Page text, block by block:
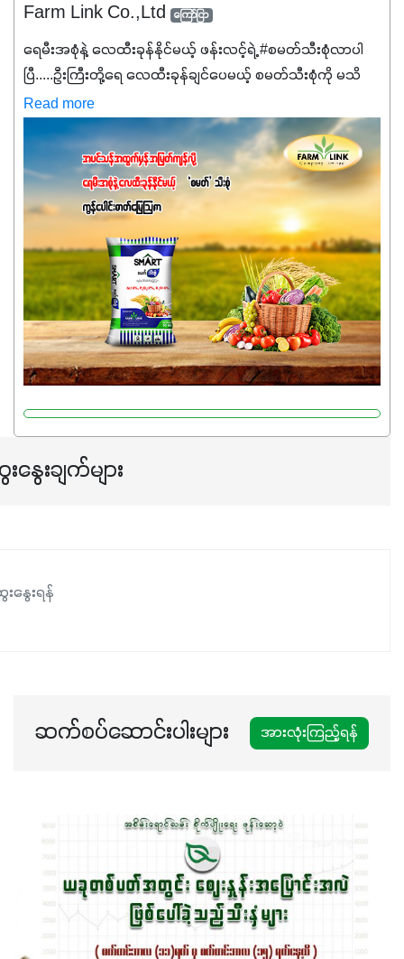
Farm Link Co.,Ltd ကြော်ငြာ
ရေမီးအစုံနဲ့ လေထီးခုန်နိုင်မယ့် ဖန်းလင့်ရဲ့ #စမတ်သီးစုံလာပါ
ပြီ.....ဦးကြီးတို့ရေ ‌လေထီးခုန်ချင်ပေမယ့် စမတ်သီးစုံကို မသိ
သေးရင်တော့ ဒီစာလေးကို ဆက်ဖတ်‌ပေးပါ #စမတ်သီးစုံဆိုတာ
အပင်တိုင်းအတွက် အဓိကအာဟာရNPK (19:7:8)နဲ့ #ဟူးမစ်
အက်စစ်တို့ အချိုးကျ ပေါင်းစပ်ထားတဲ့ ကွန်ပေါင်း
ဓာတ်မြေဩဇာဖြစ်ပါတယ်။ အဓိကအကျိုးကျေးဇူးတွေအနေနဲ့
ကတော့ နိုက်ထရိုဂျင် 19%ပါဝင်တဲ့အတွက် ကလိုရိုဖီးလ်ဖွဲ့စည်း
မှုကို အားပေးကာ သီးနှံပင်များ၏အရွက်များစိမ်းလန်းသန်စွမ်း
ပြီး အစာချက်လုပ်မှုအားကောင်းစေပါတယ်။ အပင်၏ပင်ပိုင်း
ကြီးထွားမှုကို တိုးမြင့်စေကာ အပင်သန်၍ အကြီးမြန်စေပါတယ်။
သင့်တော်တဲ့ Phosphorus 7%ပါဝင်မှုကြောင့် အပင်ရဲ့ အမြစ်
ဖွဲ့စည်းတည်ဆောက်မှုကို ပို၍သန်မာလာအောင် အားပေးပါ
တယ်။ ဒါ့အပြင် ပန်းပွင့်ခြင်း၊အသီးသီးခြင်း၊အစေ့တည်ခြင်း
လုပ်ငန်းစဉ်များကိုလည်း အားပေးပါတယ်။ လုံလောက်တဲ့
အရသာ ပိုမိုကောင်းမွန်စေဖို့အတွက် လိုအပ်တဲ့အာဟာရဓာတ်
ဖြစ်ပါတယ်။ ဟူးမစ်အက်စစ်ပါဝင်ပေါင်းစပ်ထားတဲ့အတွက်
နှံစားသီးနှံများ၊ပဲအမျိုးမျိုး၊ဟင်းသီးဟင်းရွက်နဲ့ ဥယျာဉ်ခြံသီးနှံ
အားလုံးမှာ အသုံးပြုနိုင်တယ်ဆိုတော့ တစ်မျိုးတည်းနဲ့ အားလုံး
Read more
နွေးချက်များ
နွေးရန်
ဆက်စပ်ဆောင်းပါးများ အားလုံးကြည့်ရန်